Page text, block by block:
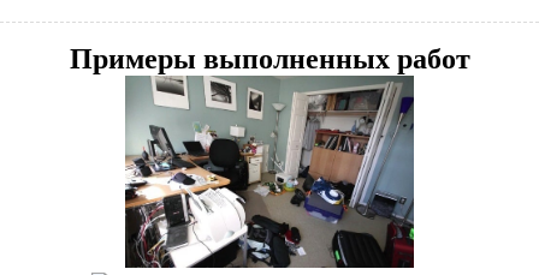
Примеры выполненных работ